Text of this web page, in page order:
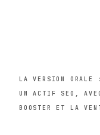
LA VERSION ORALE
UN ACTIF SEO,
BOOSTER ET LA